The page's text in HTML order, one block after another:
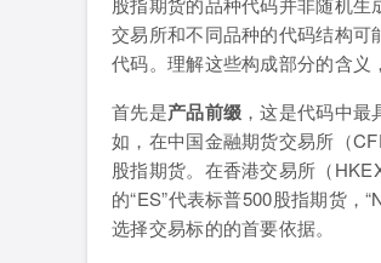
交易所和不同品种的代码结构
代码。理解这些构成部分的含义
首先是产品前缀 ，这是代码中
如，在中国金融期货交易所（
股指期货。在香港交易所（
的“ES”代表标普500股指期货，
选择交易标的的首要依据。